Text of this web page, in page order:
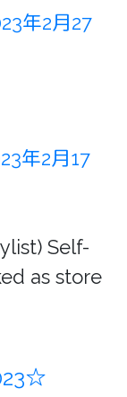
年2月27
年2月17
Self-
as store